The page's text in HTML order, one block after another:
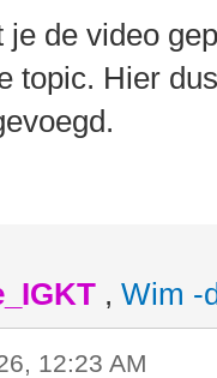
je de video
topic. Hier
, Wim -
12:23 AM